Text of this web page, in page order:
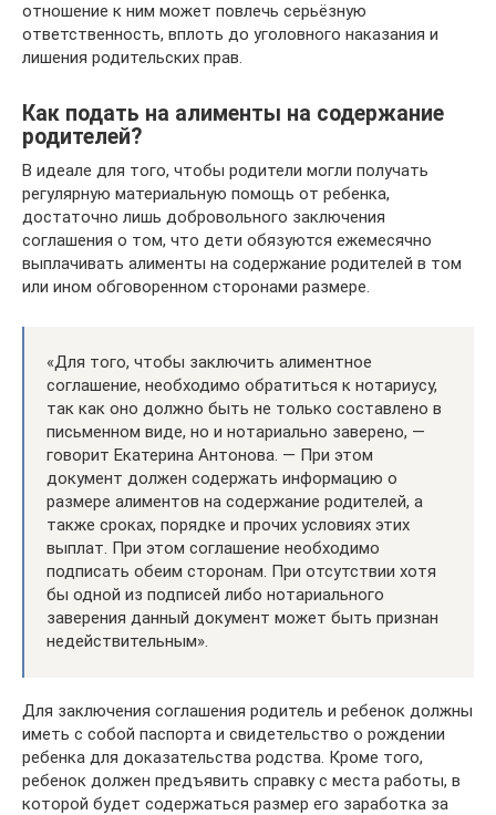
отношение к ним может повлечь серьёзную
ответственность, вплоть до уголовного наказания и
лишения родительских прав.
Как подать на алименты на содержание
родителей?
В идеале для того, чтобы родители могли получать
регулярную материальную помощь от ребенка,
достаточно лишь добровольного заключения
соглашения о том, что дети обязуются ежемесячно
выплачивать алименты на содержание родителей в том
или ином обговоренном сторонами размере.
«Для того, чтобы заключить алиментное
соглашение, необходимо обратиться к нотариусу,
так как оно должно быть не только составлено в
письменном виде, но и нотариально заверено, —
говорит Екатерина Антонова. — При этом
документ должен содержать информацию о
размере алиментов на содержание родителей, а
также сроках, порядке и прочих условиях этих
выплат. При этом соглашение необходимо
подписать обеим сторонам. При отсутствии хотя
бы одной из подписей либо нотариального
заверения данный документ может быть признан
недействительным».
Для заключения соглашения родитель и ребенок должны
иметь с собой паспорта и свидетельство о рождении
ребенка для доказательства родства. Кроме того,
ребенок должен предъявить справку с места работы, в
которой будет содержаться размер его заработка за